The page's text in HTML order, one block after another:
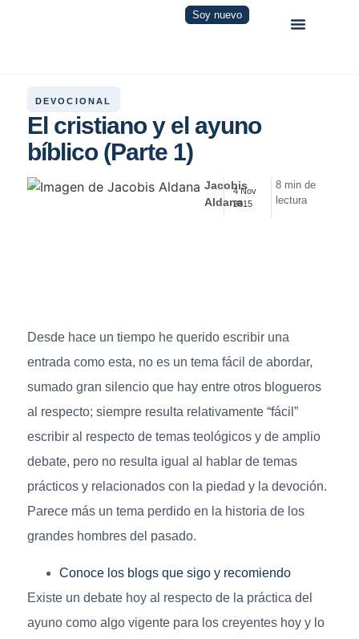
Soy nuevo
DEVOCIONAL
El cristiano y el ayuno
bíblico (Parte 1)
Jacobis
Aldana
4 Nov
2015
8 min de
lectura
Desde hace un tiempo he querido escribir una
entrada como esta, no es un tema fácil de abordar,
sumado gran silencio que hay entre otros blogueros
al respecto; siempre resulta relativamente “fácil”
escribir al respecto de temas teológicos y de amplio
debate, pero no resulta igual al hablar de temas
prácticos y relacionados con la piedad y la devoción.
Parece más un tema perdido en la historia de los
grandes hombres del pasado.
Conoce los blogs que sigo y recomiendo
Existe un debate hoy al respecto de la práctica del
ayuno como algo vigente para los creyentes hoy y lo